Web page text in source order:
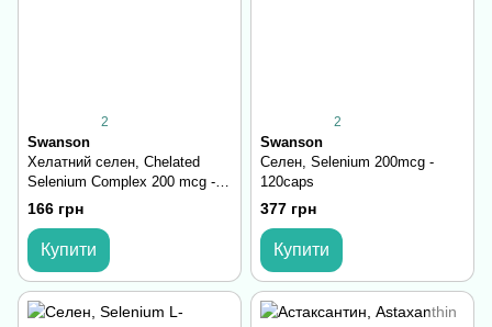
2
Swanson
Хелатний селен, Chelated
Selenium Complex 200 mcg -
90 Caps
166 грн
Купити
2
Swanson
Селен, Selenium 200mcg -
120caps
377 грн
Купити